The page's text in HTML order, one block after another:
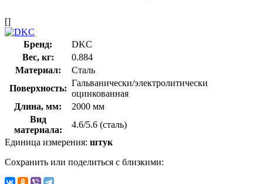
[]
Бренд:
DKC
Вес, кг:
0.884
Материал:
Сталь
Поверхность:
Гальванически/электролитически
оцинкованная
Длина, мм:
2000 мм
Вид
материала:
4.6/5.6 (сталь)
Единица измерения: штук
Сохранить или поделиться с близкими: